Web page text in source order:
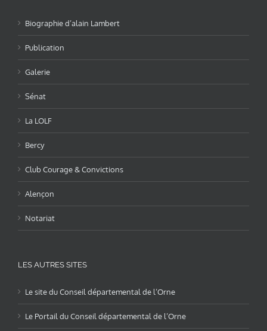
Biographie d’alain Lambert
Publication
Galerie
Sénat
La LOLF
Bercy
Club Courage & Convictions
Alençon
Notariat
LES AUTRES SITES
Le site du Conseil départemental de l’Orne
Le Portail du Conseil départemental de l’Orne